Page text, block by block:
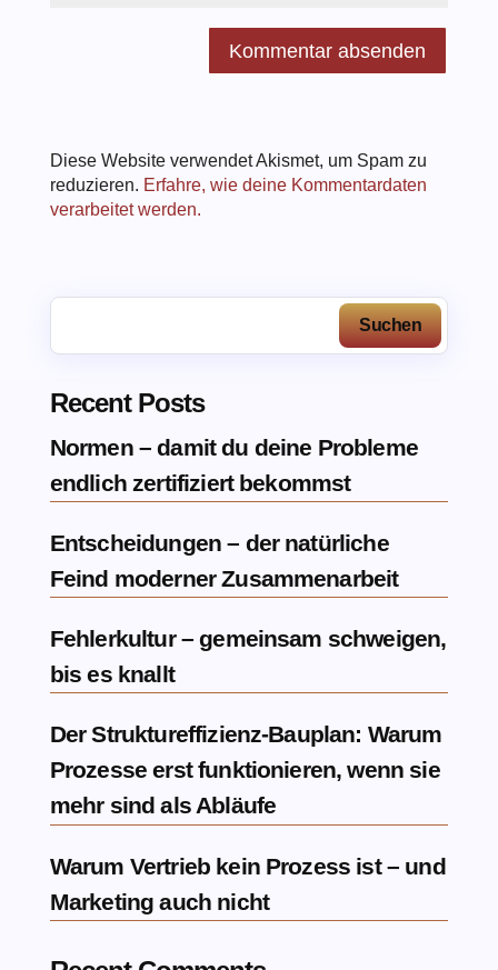
Diese Website verwendet Akismet, um Spam zu
reduzieren. Erfahre, wie deine Kommentardaten
verarbeitet werden.
Suchen
Recent Posts
Normen – damit du deine Probleme
endlich zertifiziert bekommst
Entscheidungen – der natürliche
Feind moderner Zusammenarbeit
Fehlerkultur – gemeinsam schweigen,
bis es knallt
Der Struktureffizienz-Bauplan: Warum
Prozesse erst funktionieren, wenn sie
mehr sind als Abläufe
Warum Vertrieb kein Prozess ist – und
Marketing auch nicht